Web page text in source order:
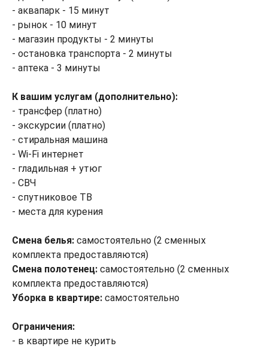
- аквапарк - 15 минут
- рынок - 10 минут
- магазин продукты - 2 минуты
- остановка транспорта - 2 минуты
- аптека - 3 минуты
К вашим услугам (дополнительно):
- трансфер (платно)
- экскурсии (платно)
- стиральная машина
- Wi-Fi интернет
- гладильная + утюг
- СВЧ
- спутниковое ТВ
- места для курения
Смена белья: самостоятельно (2 сменных
комплекта предоставляются)
Смена полотенец: самостоятельно (2 сменных
комплекта предоставляются)
Уборка в квартире: самостоятельно
Ограничения:
- в квартире не курить